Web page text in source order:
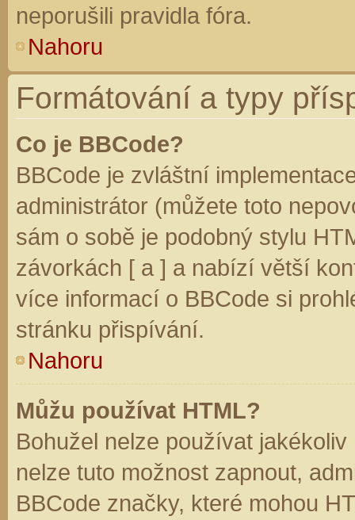
neporušili pravidla fóra.
Nahoru
Formátování a typy
Co je BBCode?
BBCode je zvláštní
administrátor (můžete toto
sám o sobě je podobný stylu
závorkách [ a ] a nabízí větší
více informací o BBCode si
stránku přispívání.
Nahoru
Můžu používat HTML?
Bohužel nelze používat
nelze tuto možnost zapnout,
BBCode značky, které mohou